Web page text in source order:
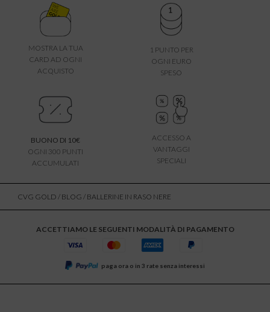
MOSTRA LA TUA
CARD AD OGNI
ACQUISTO
1 PUNTO PER
OGNI EURO
SPESO
BUONO DI 10€
OGNI 300 PUNTI
ACCUMULATI
ACCESSO A
VANTAGGI
SPECIALI
CVG GOLD / BLOG / BALLERINE IN RASO NERE
ACCETTIAMO LE SEGUENTI MODALITÀ DI PAGAMENTO
paga ora o in 3 rate senza interessi